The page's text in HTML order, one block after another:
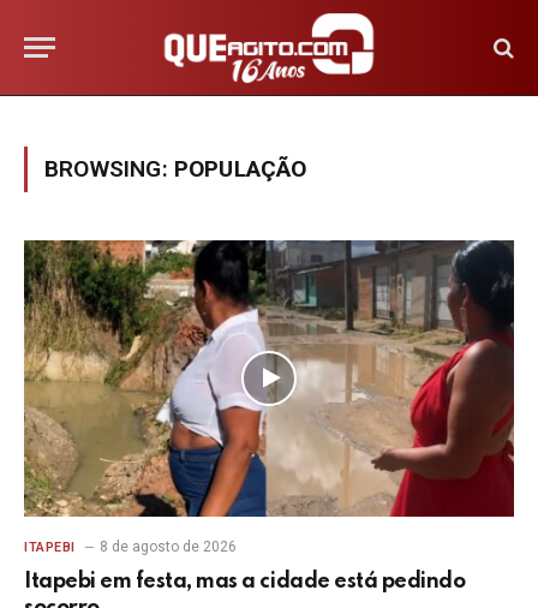
BROWSING: POPULAÇÃO
ITAPEBI 8 de agosto de 2026
Itapebi em festa, mas a cidade está pedindo